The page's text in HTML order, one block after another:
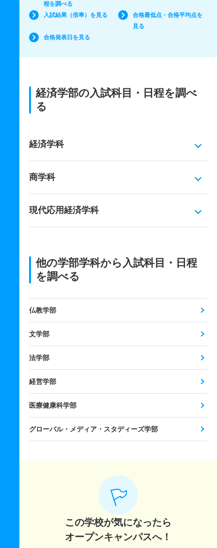
程を調べる
入試結果（倍率）を見る
合格最低点・合格平均点を
見る
合格発表日を見る
経済学部の入試科目・日程を調べ
る
経済学科
商学科
現代応用経済学科
他の学部学科から入試科目・日程
を調べる
仏教学部
文学部
法学部
経営学部
医療健康科学部
グローバル・メディア・スタディーズ学部
この学校が気になったら
オープンキャンパスへ！